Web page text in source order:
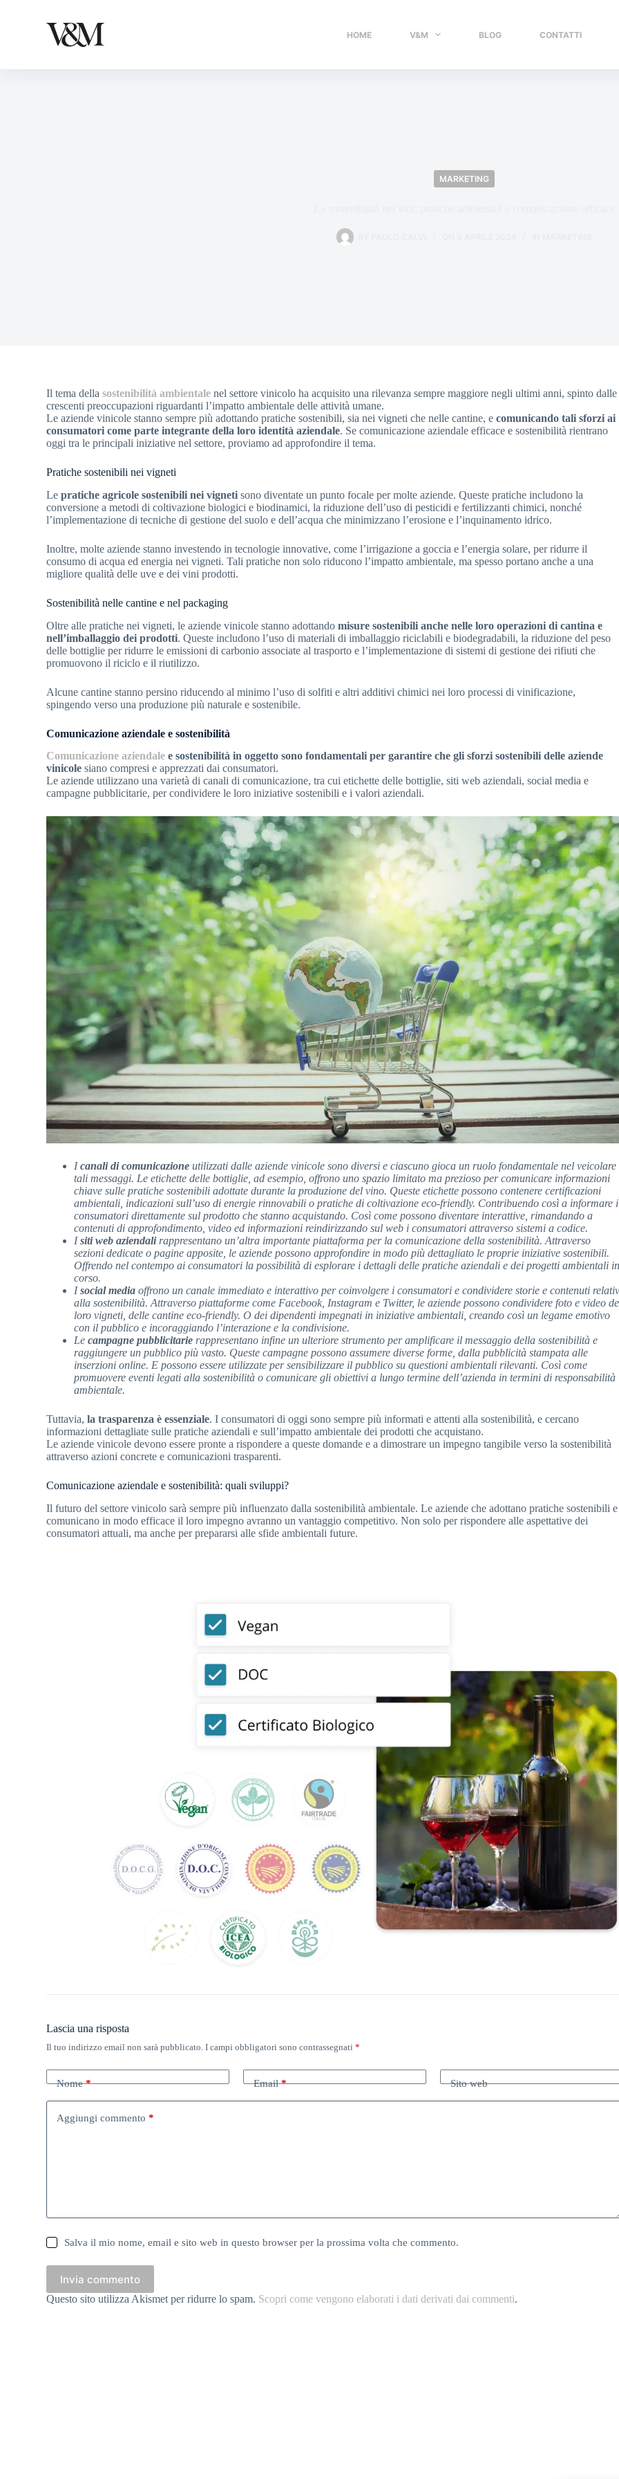
HOME V&M BLOG CONTATTI
MARKETING
Il tema della sostenibilità ambientale nel settore vinicolo ha acquisito una rilevanza sempre maggiore negli ultimi anni, spinto dalle
crescenti preoccupazioni riguardanti l’impatto ambientale delle attività umane.
Le aziende vinicole stanno sempre più adottando pratiche sostenibili, sia nei vigneti che nelle cantine, ecomunicando tali sforzi ai
consumatori come parte integrante della loro identità aziendale. Se comunicazione aziendale efficace e sostenibilità rientrano
oggi tra le principali iniziative nel settore, proviamo ad approfondire il tema.
Pratiche sostenibili nei vigneti
Lepratiche agricole sostenibili nei vigneti sono diventate un punto focale per molte aziende. Queste pratiche includono la
conversione a metodi di coltivazione biologici e biodinamici, la riduzione dell’uso di pesticidi e fertilizzanti chimici, nonché
l’implementazione di tecniche di gestione del suolo e dell’acqua che minimizzano l’erosione e l’inquinamento idrico.
Inoltre, molte aziende stanno investendo in tecnologie innovative, come l’irrigazione a goccia e l’energia solare, per ridurre il
consumo di acqua ed energia nei vigneti. Tali pratiche non solo riducono l’impatto ambientale, ma spesso portano anche a una
migliore qualità delle uve e dei vini prodotti.
Sostenibilità nelle cantine e nel packaging
Oltre alle pratiche nei vigneti, le aziende vinicole stanno adottandomisure sostenibili anche nelle loro operazioni di cantina e
nell’imballaggio dei prodotti. Queste includono l’uso di materiali di imballaggio riciclabili e biodegradabili, la riduzione del peso
delle bottiglie per ridurre le emissioni di carbonio associate al trasporto e l’implementazione di sistemi di gestione dei rifiuti che
promuovono il riciclo e il riutilizzo.
Alcune cantine stanno persino riducendo al minimo l’uso di solfiti e altri additivi chimici nei loro processi di vinificazione,
spingendo verso una produzione più naturale e sostenibile.
Comunicazione aziendale e sostenibilità
Comunicazione aziendale e sostenibilità in oggetto sono fondamentali per garantire che gli sforzi sostenibili delle aziende
vinicole siano compresi e apprezzati dai consumatori.
Le aziende utilizzano una varietà di canali di comunicazione, tra cui etichette delle bottiglie, siti web aziendali, social media e
campagne pubblicitarie, per condividere le loro iniziative sostenibili e i valori aziendali.
Icanali di comunicazione utilizzati dalle aziende vinicole sono diversi e ciascuno gioca un ruolo fondamentale nel veicolare
tali messaggi. Le etichette delle bottiglie, ad esempio, offrono uno spazio limitato ma prezioso per comunicare informazioni
chiave sulle pratiche sostenibili adottate durante la produzione del vino. Queste etichette possono contenere certificazioni
ambientali, indicazioni sull’uso di energie rinnovabili o pratiche di coltivazione eco-friendly. Contribuendo così a informare i
consumatori direttamente sul prodotto che stanno acquistando. Così come possono diventare interattive, rimandando a
contenuti di approfondimento, video ed informazioni reindirizzando sul web i consumatori attraverso sistemi a codice.
Isiti web aziendalirappresentano un’altra importante piattaforma per la comunicazione della sostenibilità. Attraverso
sezioni dedicate o pagine apposite, le aziende possono approfondire in modo più dettagliato le proprie iniziative sostenibili.
Offrendo nel contempo ai consumatori la possibilità di esplorare i dettagli delle pratiche aziendali e dei progetti ambientali in
corso.
Isocial media offrono un canale immediato e interattivo per coinvolgere i consumatori e condividere storie e contenuti
alla sostenibilità. Attraverso piattaforme come Facebook, Instagram e Twitter, le aziende possono condividere foto e video
loro vigneti, delle cantine eco-friendly. O dei dipendenti impegnati in iniziative ambientali, creando così un legame emotivo
con il pubblico e incoraggiando l’interazione e la condivisione.
Lecampagne pubblicitarie rappresentano infine un ulteriore strumento per amplificare il messaggio della sostenibilità e
raggiungere un pubblico più vasto. Queste campagne possono assumere diverse forme, dalla pubblicità stampata alle
inserzioni online. E possono essere utilizzate per sensibilizzare il pubblico su questioni ambientali rilevanti. Così come
promuovere eventi legati alla sostenibilità o comunicare gli obiettivi a lungo termine dell’azienda in termini di responsabilità
ambientale.
Tuttavia,la trasparenza è essenziale. I consumatori di oggi sono sempre più informati e attenti alla sostenibilità, e cercano
informazioni dettagliate sulle pratiche aziendali e sull’impatto ambientale dei prodotti che acquistano.
Le aziende vinicole devono essere pronte a rispondere a queste domande e a dimostrare un impegno tangibile verso la sostenibilità
attraverso azioni concrete e comunicazioni trasparenti.
Comunicazione aziendale e sostenibilità: quali sviluppi?
Il futuro del settore vinicolo sarà sempre più influenzato dalla sostenibilità ambientale. Le aziende che adottano pratiche sostenibili e
comunicano in modo efficace il loro impegno avranno un vantaggio competitivo. Non solo per rispondere alle aspettative dei
consumatori attuali, ma anche per prepararsi alle sfide ambientali future.
Lascia una risposta
Il tuo indirizzo email non sarà pubblicato. I campi obbligatori sono contrassegnati*
Nome* Email* Sito web
Aggiungi commento *
Salva il mio nome, email e sito web in questo browser per la prossima volta che commento.
Invia commento
Questo sito utilizza Akismet per ridurre lo spam. Scopri come vengono elaborati i dati derivati dai commenti.